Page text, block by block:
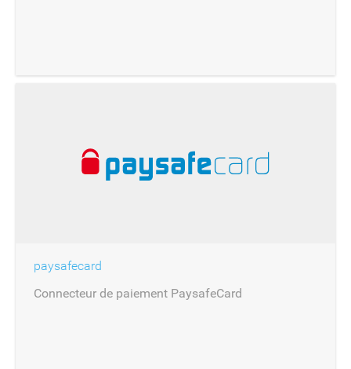
paysafecard
Connecteur de paiement PaysafeCard